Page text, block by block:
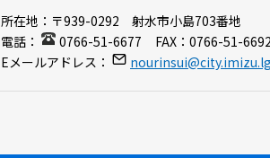
所在地： 〒939-0292 射水市小島703番地
電話：
0766-51-6677 FAX： 0766-51-6692
Eメールアドレス：